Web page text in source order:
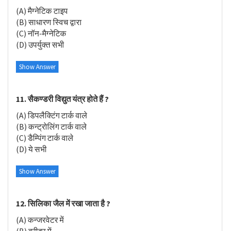
(A) मैग्नेटिक टाइप
(B) साधारण स्विच द्वारा
(C) नॉन-मैग्नेटिक
(D) उपर्युक्त सभी
Show Answer
11. सैकण्डरी विद्युत यंत्र होते हैं ?
(A) डिपलैक्टिंग टार्क वाले
(B) कन्ट्रोलिंग टार्क वाले
(C) डैम्पिंग टार्क वाले
(D) ये सभी
Show Answer
12. सिलिका जैल में रखा जाता है ?
(A) कन्जरवेटर में